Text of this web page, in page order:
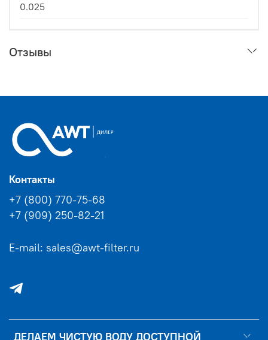
0.025
Отзывы
ДЕЛАЕМ ЧИСТУЮ ВОДУ ДОСТУПНОЙ
Контакты
+7 (800) 770-75-68
+7 (909) 250-82-21
E-mail: sales@awt-filter.ru